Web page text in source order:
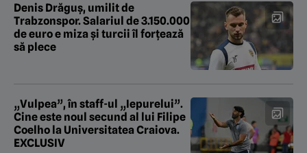
Denis Drăguș, umilit de
Trabzonspor. Salariul de 3.150.000
de euro e miza și turcii îl forțează
să plece
„Vulpea”, în staff-ul „Iepurelui”.
Cine este noul secund al lui Filipe
Coelho la Universitatea Craiova.
EXCLUSIV